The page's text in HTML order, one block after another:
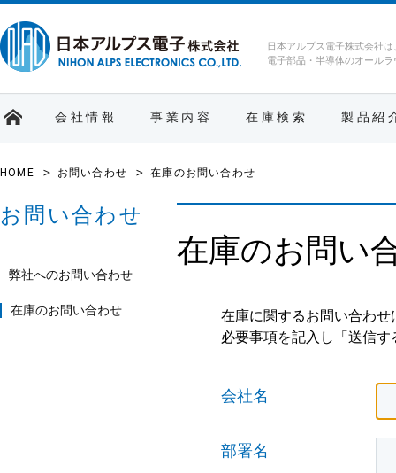
日本アルプス電子株式会社は
電子部品・半導体のオール
会社情報 事業内容 在庫検索 製品紹
HOME お問い合わせ 在庫のお問い合わせ
在庫のお問い
在庫に関するお問い合わ
必要事項を記入し「送信
会社名
部署名
お問い合わせ
弊社へのお問い合わせ
在庫のお問い合わせ